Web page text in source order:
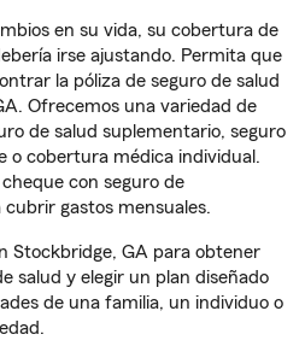
en su vida, su cobertura de
irse ajustando. Permita que
la póliza de seguro de salud
Ofrecemos una variedad de
de salud suplementario, seguro
o cobertura médica individual.
con seguro de
gastos mensuales.
Stockbridge, GA para obtener
salud y elegir un plan diseñado
de una familia, un individuo o